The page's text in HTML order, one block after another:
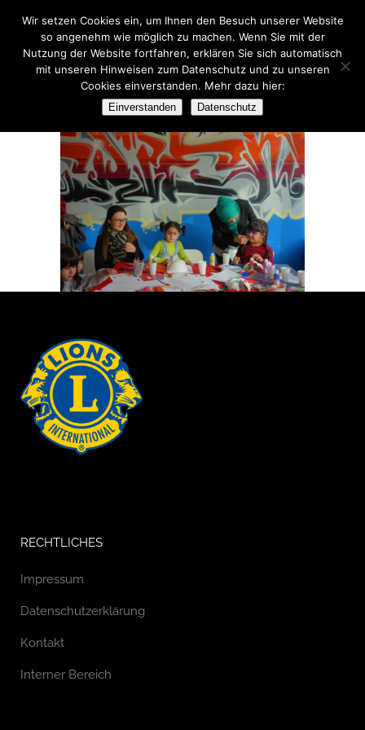
DSC04076
RECHTLICHES
Impressum
Datenschutzerklärung
Kontakt
Interner Bereich
Wir setzen Cookies ein, um Ihnen den Besuch unserer Website
so angenehm wie möglich zu machen. Wenn Sie mit der
Nutzung der Website fortfahren, erklären Sie sich automatisch
mit unseren Hinweisen zum Datenschutz und zu unseren
Cookies einverstanden. Mehr dazu hier:
Einverstanden Datenschutz